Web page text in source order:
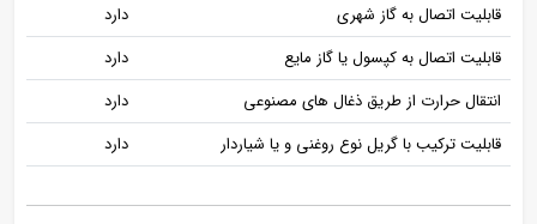
قابلیت اتصال به گاز شهری
دارد
قابلیت اتصال به کپسول یا گاز مایع
دارد
انتقال حرارت از طریق ذغال های مصنوعی
دارد
قابلیت ترکیب با گریل نوع روغنی و یا شیاردار
دارد